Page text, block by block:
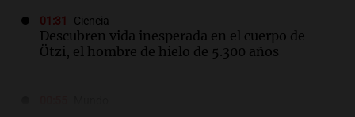
01:31 Ciencia
Descubren vida inesperada en el cuerpo de
Ötzi, el hombre de hielo de 5.300 años